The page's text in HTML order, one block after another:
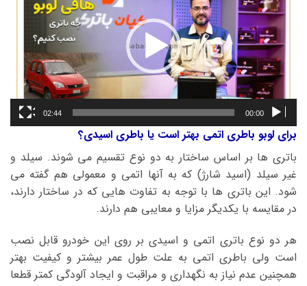
00:00
02:44
برای لوبو باطری اتمی بهتر است یا باطری اسیدی؟
باتری ها بر اساس ساختار به دو نوع تقسیم می شوند. سیلد و
غیر سیلد (اسید شارژ) که به آنها اتمی و معمولی هم گفته می
شود. این باتری ها با توجه به تفاوت هایی که در ساختار دارند،
در مقایسه با یکدیگر مزایا و معایبی هم دارند.
هر دو نوع باتری اتمی و اسیدی بر روی این خودرو قابل نصب
است ولی باطری اتمی به علت طول عمر بیشتر و کیفیت بهتر
همچنین عدم نیاز به نگهداری و مراقبت و ایجاد آلودگی کمتر قطعا